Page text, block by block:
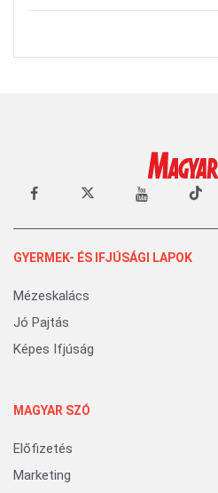
GYERMEK- ÉS IFJÚSÁGI LAPOK
Mézeskalács
Jó Pajtás
Képes Ifjúság
MAGYAR SZÓ
Előfizetés
Marketing